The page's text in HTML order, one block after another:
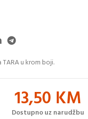
TARA u krom boji.
13,50 KM
Dostupno uz narudžbu